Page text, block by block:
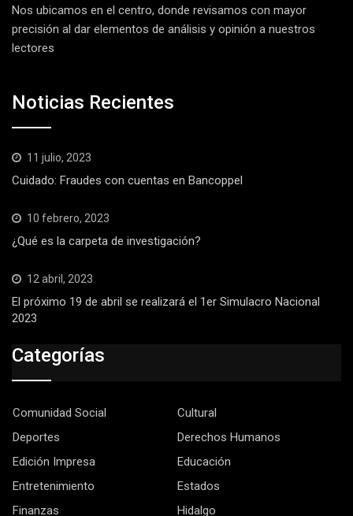
Nos ubicamos en el centro, donde revisamos con mayor
precisión al dar elementos de análisis y opinión a nuestros
lectores
Noticias Recientes
11 julio, 2023
Cuidado: Fraudes con cuentas en Bancoppel
10 febrero, 2023
¿Qué es la carpeta de investigación?
12 abril, 2023
El próximo 19 de abril se realizará el 1er Simulacro Nacional
2023
Categorías
Comunidad Social
Cultural
Deportes
Derechos Humanos
Edición Impresa
Educación
Entretenimiento
Estados
Finanzas
Hidalgo